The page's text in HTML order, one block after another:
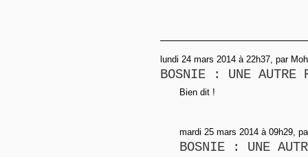
lundi 24 mars 2014 à 22h37, par
BOSNIE : UNE AUTRE
Bien dit !
mardi 25 mars 2014 à 09h29,
BOSNIE : UNE